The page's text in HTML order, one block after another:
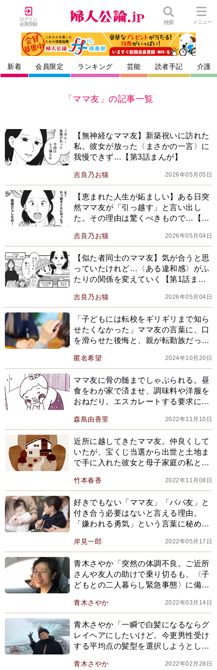
ログイン
会員登録
検索 メニュー
新着 会員限定 ランキング 芸能 読者手記 介護
「ママ友」の記事一覧
【無神経なママ友】新築祝いに訪れた
私。彼女が放った〈まさかの一言〉に
我慢できず…【第3話まんが】
吉良乃お猫 2026年05月05日
【恵まれた人生が妬ましい】ある日突
然ママ友が「引っ越す」と言い出し
た。その理由は驚くべきもので…【第
吉良乃お猫 2026年05月04日
【似た者同士のママ友】気が合うと思
っていたけれど…〈ある違和感〉がふ
たりの関係を変えていく【第1話まん
吉良乃お猫 2026年05月04日
「子どもには転校をギリギリまで知ら
せたくなかった」ママ友の言葉に、口
を滑らせた後悔と、親が転勤族だった
匿名希望 2024年10月20日
ママ友に骨の髄までしゃぶられる。昼
食をわが家で済ませ、調味料や洋服を
おねだり。エスカレートする要求に嫌
森島由香里 2022年11月10日
近所に越してきたママ友。仲良くして
いたが、宝くじ当選から出世と土地ま
で手に入れた彼女と母子家庭の私とは
竹本春香 2022年11月08日
好きでもない「ママ友」「パパ友」と
付き合う必要はないと言える理由。
「嫌われる勇気」という言葉に秘めた
岸見一郎 2022年05月17日
青木さやか「突然の体調不良。ご近所
さんや友人の助けで乗り切るも、〈子
どもとの二人暮らし緊急事態〉に備え
青木さやか 2022年03月14日
青木さやか「一瞬で白髪になるならグ
レイヘアにしたいけど。今更男性受け
する平均点の髪型を選択しようとして
青木さやか 2022年02月28日